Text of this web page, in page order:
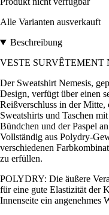
Alle Varianten ausverkauft
Beschreibung
VESTE SURVÊTEMENT
Der Sweatshirt Nemesis,
Design, verfügt über einen
Reißverschluss in der Mitte,
Sweatshirts und Taschen
Bündchen und der Paspel
Vollständig aus Polydry-
verschiedenen
zu erfüllen.
POLYDRY: Die äußere
für eine gute Elastizität der
Innenseite ein angenehmes